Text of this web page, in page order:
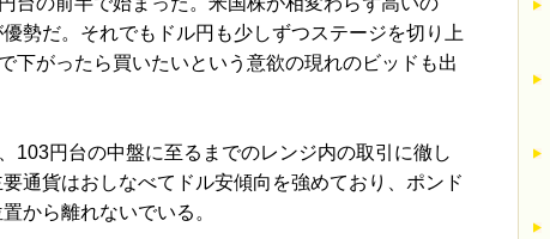
勢だ。それでもドル円も少しずつステージを切り上
下がったら買いたいという意欲の現れのビッドも出
円台の中盤に至るまでのレンジ内の取引に徹し
通貨はおしなべてドル安傾向を強めており、ポンド
から離れないでいる。